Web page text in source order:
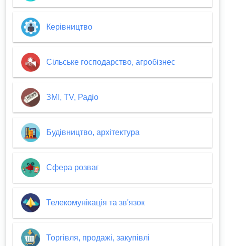
Керівництво
Сільське господарство, агробізнес
ЗМІ, TV, Радіо
Будівництво, архітектура
Сфера розваг
Телекомунікація та зв'язок
Торгівля, продажі, закупівлі